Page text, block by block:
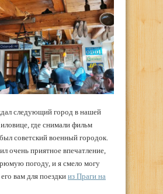
следующий город в нашей
где снимали фильм
советский военный городок.
очень приятное впечатление,
погоду, и я смело могу
вам для поездки из Праги на